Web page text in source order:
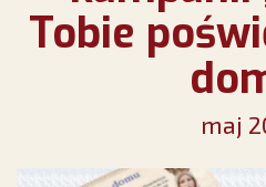
Tobie
maj